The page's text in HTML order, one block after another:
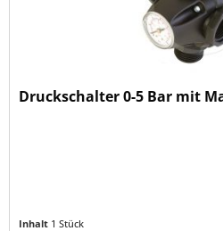
Druckschalter 0-5 Bar mit
Inhalt 1 Stück